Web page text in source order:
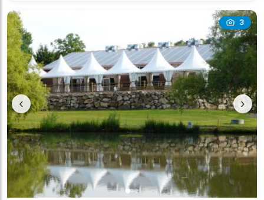
3
‹ ›